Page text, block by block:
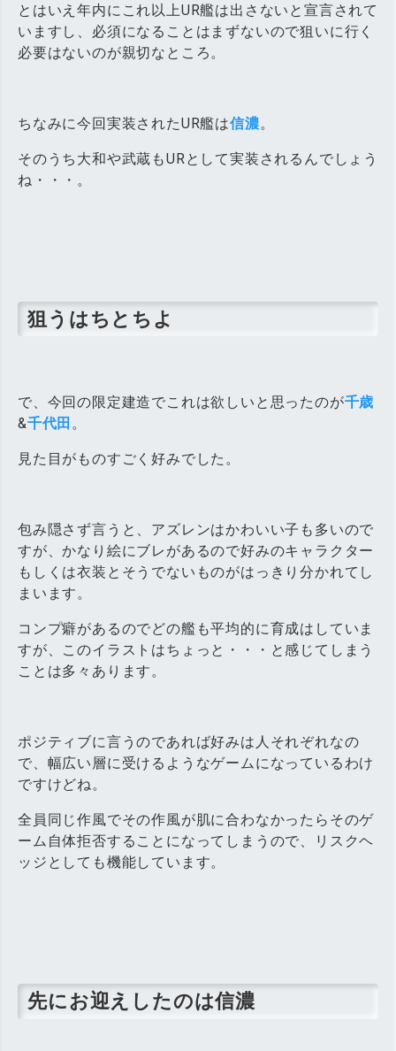
とはいえ年内にこれ以上UR艦は出さないと宣言されて
いますし、必須になることはまずないので狙いに行く
必要はないのが親切なところ。
ちなみに今回実装されたUR艦は信濃。
そのうち大和や武蔵もURとして実装されるんでしょう
ね・・・。
狙うはちとちよ
で、今回の限定建造でこれは欲しいと思ったのが千歳
&千代田 。
見た目がものすごく好みでした。
包み隠さず言うと、アズレンはかわいい子も多いので
すが、かなり絵にブレがあるので好みのキャラクター
もしくは衣装とそうでないものがはっきり分かれてし
まいます。
コンプ癖があるのでどの艦も平均的に育成はしていま
すが、このイラストはちょっと・・・と感じてしまう
ことは多々あります。
ポジティブに言うのであれば好みは人それぞれなの
で、幅広い層に受けるようなゲームになっているわけ
ですけどね。
全員同じ作風でその作風が肌に合わなかったらそのゲ
ーム自体拒否することになってしまうので、リスクヘ
ッジとしても機能しています。
先にお迎えしたのは信濃